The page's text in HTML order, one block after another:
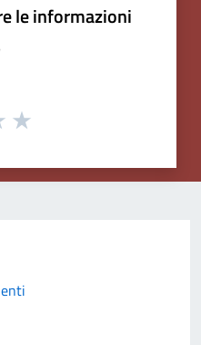
le informazioni